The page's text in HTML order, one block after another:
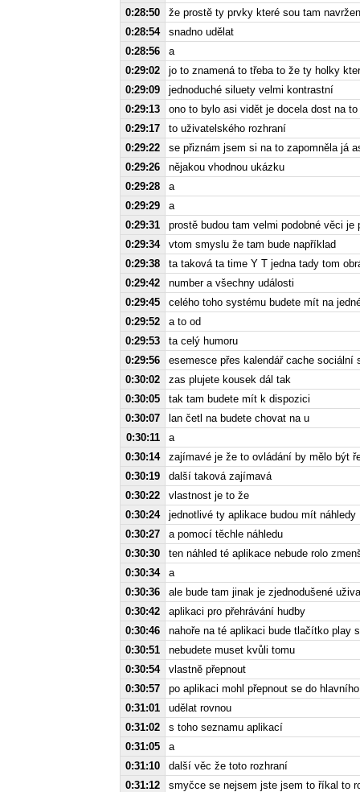
0:28:50
že prostě ty prvky které sou tam
0:28:54
snadno udělat
0:28:56
a
0:29:02
jo to znamená to třeba to že ty holky
0:29:09
jednoduché siluety velmi kontrastní
0:29:13
ono to bylo asi vidět je docela dost na to
0:29:17
to uživatelského rozhraní
0:29:22
se přiznám jsem si na to zapomněla já
0:29:26
nějakou vhodnou ukázku
0:29:28
a
0:29:29
a
0:29:31
prostě budou tam velmi podobné věci je
0:29:34
vtom smyslu že tam bude například
0:29:38
ta taková ta time Y T jedna tady tom
0:29:42
number a všechny události
0:29:45
celého toho systému budete mít na
0:29:52
a to od
0:29:53
ta celý humoru
0:29:56
esemesce přes kalendář cache sociální
0:30:02
zas plujete kousek dál tak
0:30:05
tak tam budete mít k dispozici
0:30:07
lan četl na budete chovat na u
0:30:11
a
0:30:14
zajímavé je že to ovládání by mělo být
0:30:19
další taková zajímavá
0:30:22
vlastnost je to že
0:30:24
jednotlivé ty aplikace budou mít náhledy
0:30:27
a pomocí těchle náhledu
0:30:30
ten náhled té aplikace nebude rolo
0:30:34
a
0:30:36
ale bude tam jinak je zjednodušené
0:30:42
aplikaci pro přehrávání hudby
0:30:46
nahoře na té aplikaci bude tlačítko play
0:30:51
nebudete muset kvůli tomu
0:30:54
vlastně přepnout
0:30:57
po aplikaci mohl přepnout se do
0:31:01
udělat rovnou
0:31:02
s toho seznamu aplikací
0:31:05
a
0:31:10
další věc že toto rozhraní
0:31:12
smyčce se nejsem jste jsem to říkal to